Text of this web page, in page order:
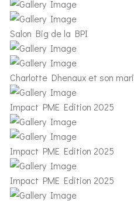
Salon Big de la BPI
Charlotte Dhenaux et son mari
Impact PME Edition 2025
Impact PME Edition 2025
Impact PME Edition 2025